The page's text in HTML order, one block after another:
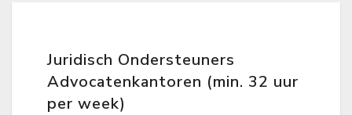
Juridisch Ondersteuners
Advocatenkantoren (min. 32 uur
per week)